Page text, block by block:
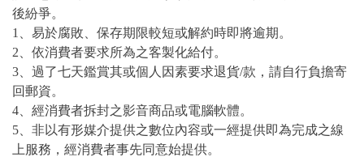
後紛爭。
1、易於腐敗、保存期限較短或解約時即將逾期。
2、依消費者要求所為之客製化給付。
3、過了七天鑑賞其或個人因素要求退貨/款，請自行負擔寄
回郵資。
4、經消費者拆封之影音商品或電腦軟體。
5、非以有形媒介提供之數位內容或一經提供即為完成之線
上服務，經消費者事先同意始提供。